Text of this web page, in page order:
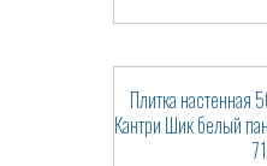
Плитка настенная
Кантри Шик белый